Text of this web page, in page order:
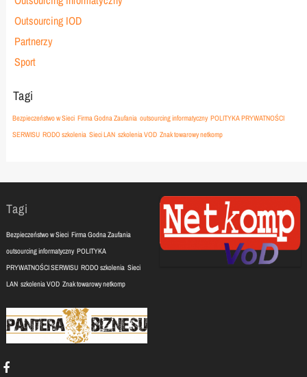
Outsourcing IOD
Partnerzy
Sport
Tagi
Bezpieczeństwo w Sieci Firma Godna Zaufania outsourcing informatyczny POLITYKA PRYWATNOŚCI
SERWISU RODO szkolenia Sieci LAN szkolenia VOD Znak towarowy netkomp
Tagi
Bezpieczeństwo w Sieci Firma Godna Zaufania
outsourcing informatyczny POLITYKA
PRYWATNOŚCI SERWISU RODO szkolenia Sieci
LAN szkolenia VOD Znak towarowy netkomp